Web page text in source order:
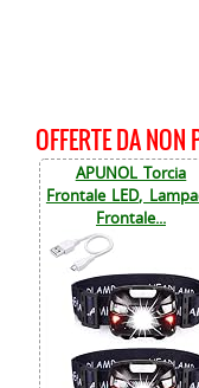
OFFERTE DA NON
APUNOL Torcia
Frontale LED,
Frontale...